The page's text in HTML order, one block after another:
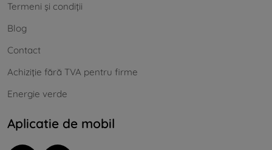
Termeni și condiții
Blog
Contact
Achiziție fără TVA pentru firme
Energie verde
Aplicatie de mobil